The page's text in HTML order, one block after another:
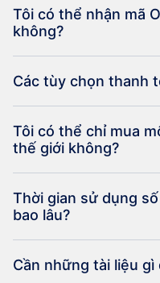
Tôi có thể nhận mã
không?
Các tùy chọn thanh
Tôi có thể chỉ mua
thế giới không?
Thời gian sử dụng
bao lâu?
Cần những tài liệu gì